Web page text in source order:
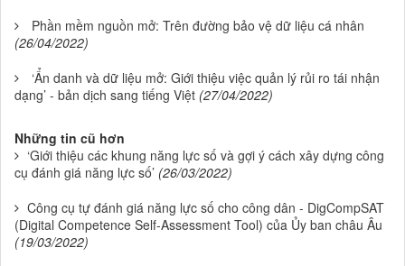
Phần mềm nguồn mở: Trên đường bảo vệ dữ liệu cá nhân
(26/04/2022)
‘Ẩn danh và dữ liệu mở: Giới thiệu việc quản lý rủi ro tái nhận
dạng’ - bản dịch sang tiếng Việt (27/04/2022)
Những tin cũ hơn
‘Giới thiệu các khung năng lực số và gợi ý cách xây dựng công
cụ đánh giá năng lực số’ (26/03/2022)
Công cụ tự đánh giá năng lực số cho công dân - DigCompSAT
(Digital Competence Self-Assessment Tool) của Ủy ban châu Âu
(19/03/2022)